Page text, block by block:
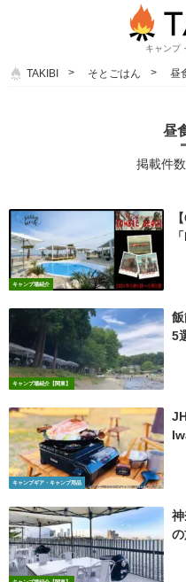
キャンプ
TAKIBI そとごはん 昼
昼
掲載件
キャンプ場紹介
キャンプ場紹介【関東】
5
キャンプギア・キャンプ用品